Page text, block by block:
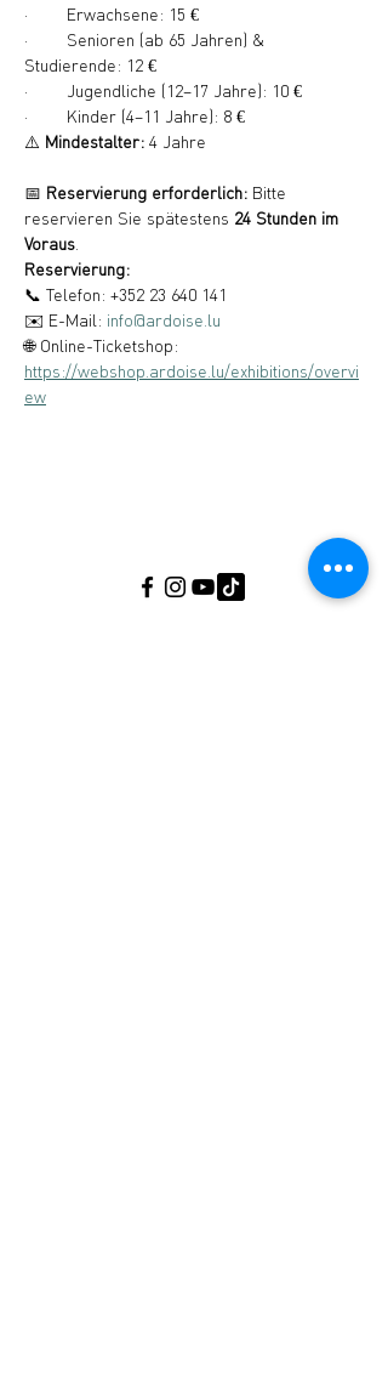
·        Erwachsene: 15 €
·        Senioren (ab 65 Jahren) &
Studierende: 12 €
·        Jugendliche (12–17 Jahre): 10 €
·        Kinder (4–11 Jahre): 8 €
⚠️ Mindestalter: 4 Jahre
📅 Reservierung erforderlich: Bitte
reservieren Sie spätestens 24 Stunden im
Voraus
Reservierung:
📞 Telefon: +352 23 640 141
✉️ E-Mail: info@ardoise.lu
🌐 Online-Ticketshop:
https://webshop.ardoise.lu/exhibitions/overvi
ew